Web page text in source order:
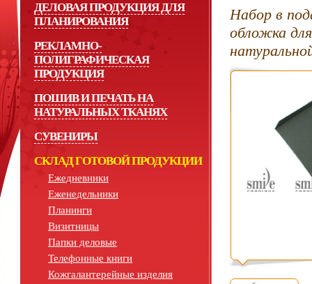
ДЕЛОВАЯ ПРОДУКЦИЯ ДЛЯ
ПЛАНИРОВАНИЯ
РЕКЛАМНО-
ПОЛИГРАФИЧЕСКАЯ
ПРОДУКЦИЯ
ПОШИВ И ПЕЧАТЬ НА
НАТУРАЛЬНЫХ ТКАНЯХ
СУВЕНИРЫ
СКЛАД ГОТОВОЙ ПРОДУКЦИИ
Ежедневники
Еженедельники
Планинги
Визитницы
Папки деловые
Телефонные книги
Кожгалантерейные изделия
Набор в
обложка